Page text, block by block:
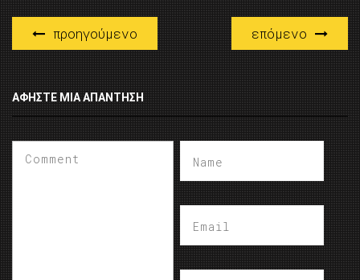
προηγούμενο επόμενο
ΑΦΉΣΤΕ ΜΙΑ ΑΠΆΝΤΗΣΗ